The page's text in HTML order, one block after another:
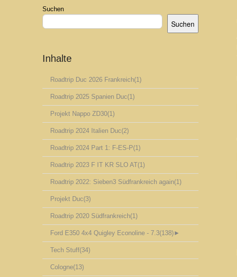
Suchen
Suchen
Inhalte
Roadtrip Duc 2026 Frankreich(1)
Roadtrip 2025 Spanien Duc(1)
Projekt Nappo ZD30(1)
Roadtrip 2024 Italien Duc(2)
Roadtrip 2024 Part 1: F-ES-P(1)
Roadtrip 2023 F IT KR SLO AT(1)
Roadtrip 2022: Sieben3 Südfrankreich again(1)
Projekt Duc(3)
Roadtrip 2020 Südfrankreich(1)
Ford E350 4x4 Quigley Econoline - 7.3(138)►
Tech Stuff(34)
Cologne(13)